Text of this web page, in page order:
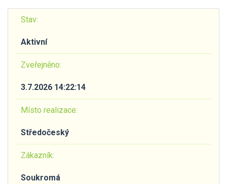
Stav:
Aktivní
Zveřejněno:
3.7.2026 14:22:14
Místo realizace:
Středočeský
Zákazník:
Soukromá